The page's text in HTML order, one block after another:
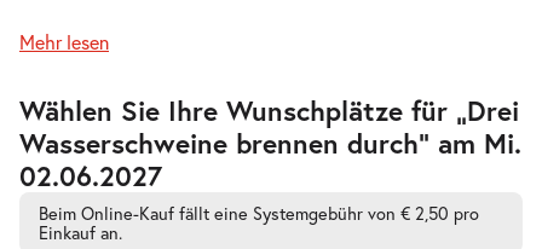
Drei Wasserschweine brennen durch
10:30–11:45 Uhr
Tickets
Mehr lesen
Wählen Sie Ihre Wunschplätze für „Drei
Wasserschweine brennen durch” am Mi.
02.06.2027
Beim Online-Kauf fällt eine Systemgebühr von € 2,50 pro
Einkauf an.
Zur
barrierefreien
automatischen
Bestplatzwahl